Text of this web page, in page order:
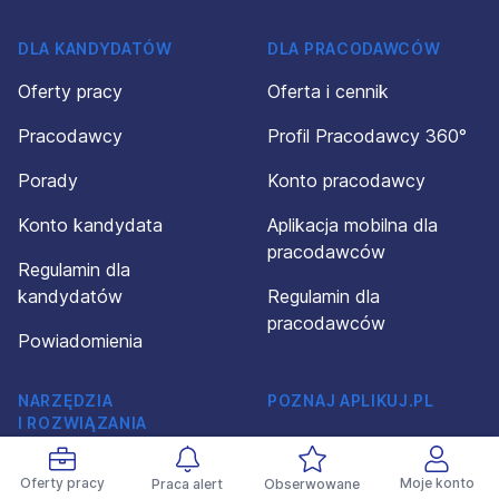
Oferty pracy Praca alert Obserwowane Moje konto
DLA KANDYDATÓW
Oferty pracy
Pracodawcy
Porady
Konto kandydata
Regulamin dla
kandydatów
Powiadomienia
DLA PRACODAWCÓW
Oferta i cennik
Profil Pracodawcy 360°
Konto pracodawcy
Aplikacja mobilna dla
pracodawców
Regulamin dla
pracodawców
NARZĘDZIA
I ROZWIĄZANIA
Kreator CV
POZNAJ APLIKUJ.PL
O firmie
Kontakt